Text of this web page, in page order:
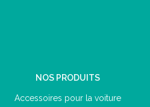
NOS PRODUITS
Accessoires pour la voiture